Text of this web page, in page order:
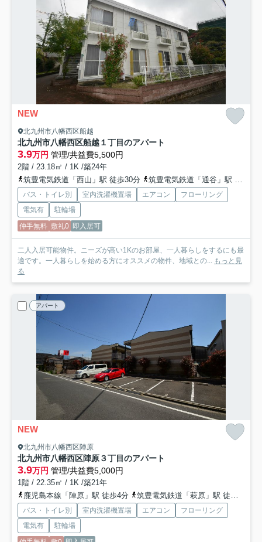
NEW
北九州市八幡西区船越
北九州市八幡西区船越１丁目のアパート
3.9万円 管理/共益費5,500円
2階 / 23.18㎡ / 1K /築24年
筑豊電気鉄道「西山」駅 徒歩30分
筑豊電気鉄道「通谷」駅 徒歩27分
バス・トイレ別 室内洗濯機置場 エアコン
フローリング
電気有
駐輪場
仲手無料 敷礼0 即入居可
二人入居可能物件。ニーズが高い1Kのお部屋、一人暮らしをするにも最
適です。一人暮らしを始める方にオススメの物件、地域との... もっと見
る
アパート
NEW
北九州市八幡西区陣原
北九州市八幡西区陣原３丁目のアパート
3.9万円 管理/共益費5,000円
1階 / 22.35㎡ / 1K /築21年
鹿児島本線「陣原」駅 徒歩4分
筑豊電気鉄道「萩原」駅 徒歩17分
バス・トイレ別 室内洗濯機置場 エアコン
フローリング
電気有
駐輪場